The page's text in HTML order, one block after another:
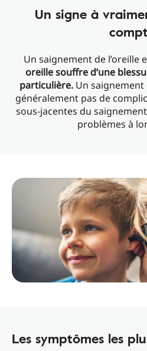
Un signe à
Un saignement de l’oreille
oreille souffre d’une
particulière. Un
généralement pas de
sous-jacentes du
problèmes à
Les symptômes les